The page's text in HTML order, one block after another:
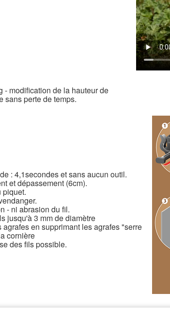
- modification de la hauteur de
sans perte de temps.
: 4,1secondes et sans aucun outil.
et dépassement (6cm).
piquet.
- ni abrasion du fil.
jusqu'à 3 mm de diamètre
en supprimant les agrafes "serre
cornière
des fils possible.